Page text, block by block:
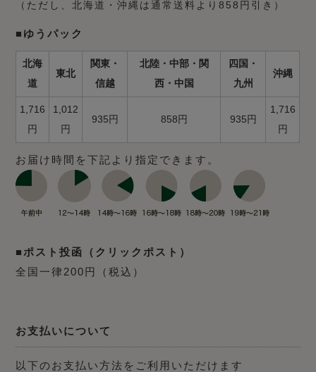
（ただし、北海道・沖縄は通常送料より858円引き）
■ゆうパック
北海
道
東北
関東・
信越
北陸・中部・関
西・中国
四国・
九州
沖縄
1,716
円
1,012
円
935円 858円 935円
1,716
円
お届け時間を下記より指定できます。
■ポスト投函（クリックポスト）
全国一律200円（税込）
お支払いについて
以下のお支払い方法をご利用いただけます